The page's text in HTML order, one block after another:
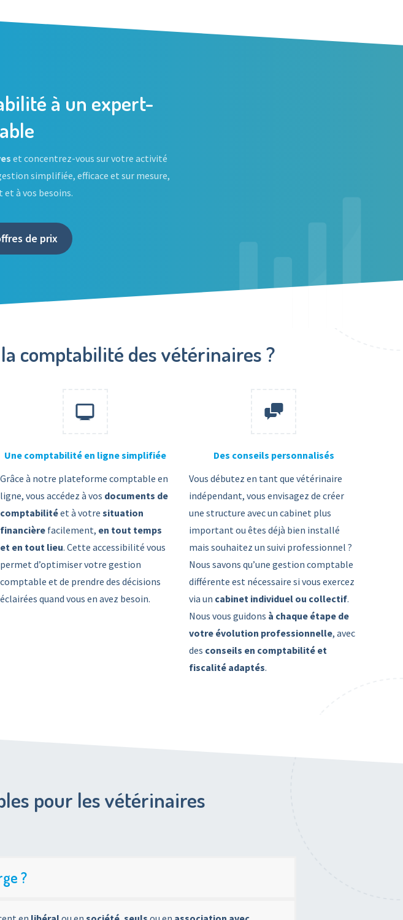
à un expert-
et concentrez-vous sur votre activité
simplifiée, efficace et sur mesure,
à vos besoins.
de prix
comptabilité des vétérinaires ?
Une comptabilité en ligne simplifiée
Grâce à notre plateforme comptable en
ligne, vous accédez à vos documents de
comptabilitéet à votre situation
financière facilement, en tout temps
et en tout lieu. Cette accessibilité vous
permet d’optimiser votre gestion
comptable et de prendre des décisions
éclairées quand vous en avez besoin.
Des conseils personnalisés
Vous débutez en tant que vétérinaire
indépendant, vous envisagez de créer
une structure avec un cabinet plus
important ou êtes déjà bien installé
mais souhaitez un suivi professionnel ?
Nous savons qu’une gestion comptable
différente est nécessaire si vous exercez
via un cabinet individuel ou collectif.
Nous vous guidons à chaque étape de
votre évolution professionnelle, avec
des conseils en comptabilité et
fiscalité adaptés.
pour les vétérinaires
?